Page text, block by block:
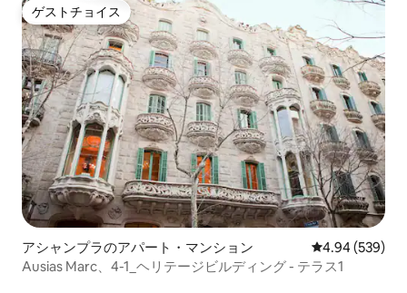
ゲストチョイス
ゲストチョイス
アシャンプラのアパート・マンション レビュー539
4.94 (539)
Ausias Marc、4-1_ヘリテージビルディング - テラス1